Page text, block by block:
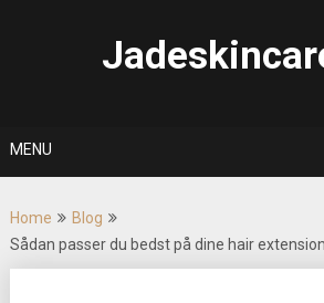
MENU
Home
Blog
Sådan passer du bedst på dine hair